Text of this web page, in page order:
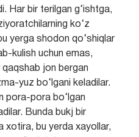
Har bir terilgan g‘ishtga,
ko‘z
yerga shodon qo‘shiqlar
kulish uchun emas,
jon bergan
yuz bo‘lgani keladilar.
pora-pora bo‘lgan
Bunda bukj bir
xotira, bu yerda xayollar,